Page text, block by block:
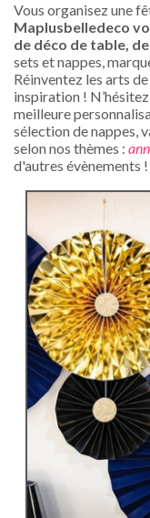
Vous organisez une
Maplusbelledeco
de déco de table,
sets et nappes,
Réinventez les arts
inspiration !
meilleure
sélection de nappes,
selon nos thèmes :
d'autres évènements !